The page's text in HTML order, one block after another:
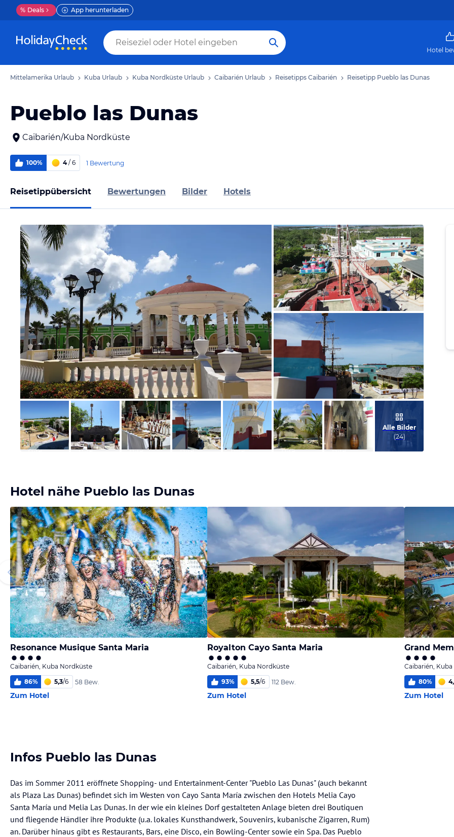
% Deals App herunterladen
Hotel
Mittelamerika Urlaub Kuba Urlaub Kuba Nordküste Urlaub Caibarién Urlaub Reisetipps Caibarién Reisetipp Pueblo las Dunas
Pueblo las Dunas
Caibarién/Kuba Nordküste
100% 4/ 6 1 Bewertung
Reisetippübersicht Bewertungen Bilder Hotels
Bild melden
von Sabrina
Bild melden
von Ulrike
Bild melden
von Sandy & Ralf
Bild
Bild
Bild
Bild
Bild
Bild
Bild
Alle Bilder
(24)
Hotel nähe Pueblo las Dunas
Resonance Musique Santa Maria
Caibarién, Kuba Nordküste
86% 5,3/6 58 Bew.
Zum Hotel
Royalton Cayo Santa Maria
Caibarién, Kuba Nordküste
93% 5,5/6 112 Bew.
Zum Hotel
Grand
Caibarién,
80%
Zum Hotel
Infos Pueblo las Dunas
Das im Sommer 2011 eröffnete Shopping- und Entertainment-Center "Pueblo Las Dunas" (auch bekannt
als Plaza Las Dunas) befindet sich im Westen von Cayo Santa María zwischen den Hotels Melia Cayo
Santa María und Melia Las Dunas. In der wie ein kleines Dorf gestalteten Anlage bieten drei Boutiquen
und fliegende Händler ihre Produkte (u.a. lokales Kunsthandwerk, Souvenirs, kubanische Zigarren, Rum)
an. Darüber hinaus gibt es Restaurants, Bars, eine Disco, ein Bowling-Center sowie ein Spa. Das Pueblo